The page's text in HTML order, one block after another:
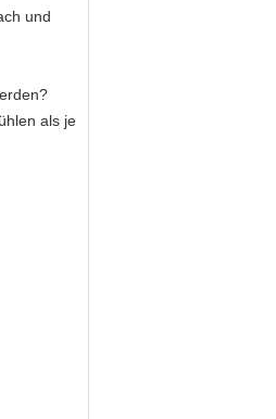
und
als je